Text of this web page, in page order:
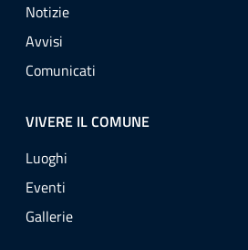
Notizie
Avvisi
Comunicati
VIVERE IL COMUNE
Luoghi
Eventi
Gallerie